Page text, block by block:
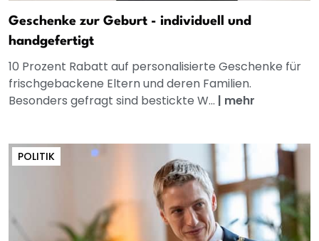
Geschenke zur Geburt - individuell und
handgefertigt
10 Prozent Rabatt auf personalisierte Geschenke für
frischgebackene Eltern und deren Familien.
Besonders gefragt sind bestickte W... | mehr
POLITIK